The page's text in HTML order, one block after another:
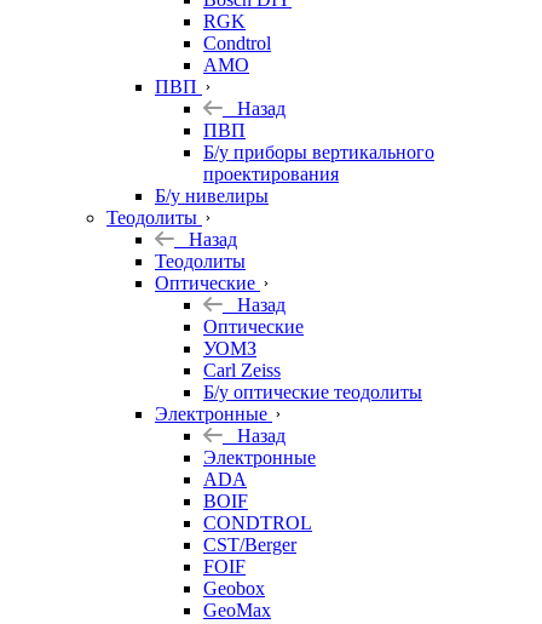
RGK
Condtrol
AMO
ПВП
Назад
ПВП
Б/у приборы вертикального
проектирования
Б/у нивелиры
Теодолиты
Назад
Теодолиты
Оптические
Назад
Оптические
УОМЗ
Carl Zeiss
Б/у оптические теодолиты
Электронные
Назад
Электронные
ADA
BOIF
CONDTROL
CST/Berger
FOIF
Geobox
GeoMax